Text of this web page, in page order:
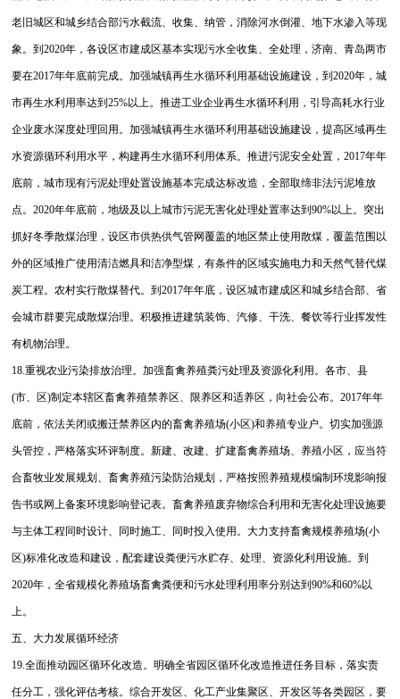
老旧城区和城乡结合部污水截流、收集、纳管，消除河水倒灌、地下水渗入等现
象。到2020年，各设区市建成区基本实现污水全收集、全处理，济南、青岛两市
要在2017年年底前完成。加强城镇再生水循环利用基础设施建设，到2020年，城
市再生水利用率达到25%以上。推进工业企业再生水循环利用，引导高耗水行业
企业废水深度处理回用。加强城镇再生水循环利用基础设施建设，提高区域再生
水资源循环利用水平，构建再生水循环利用体系。推进污泥安全处置，2017年年
底前，城市现有污泥处理处置设施基本完成达标改造，全部取缔非法污泥堆放
点。2020年年底前，地级及以上城市污泥无害化处理处置率达到90%以上。突出
抓好冬季散煤治理，设区市供热供气管网覆盖的地区禁止使用散煤，覆盖范围以
外的区域推广使用清洁燃具和洁净型煤，有条件的区域实施电力和天然气替代煤
炭工程。农村实行散煤替代。到2017年年底，设区城市建成区和城乡结合部、省
会城市群要完成散煤治理。积极推进建筑装饰、汽修、干洗、餐饮等行业挥发性
有机物治理。
18.重视农业污染排放治理。加强畜禽养殖粪污处理及资源化利用。各市、县
(市、区)制定本辖区畜禽养殖禁养区、限养区和适养区，向社会公布。2017年年
底前，依法关闭或搬迁禁养区内的畜禽养殖场(小区)和养殖专业户。切实加强源
头管控，严格落实环评制度。新建、改建、扩建畜禽养殖场、养殖小区，应当符
合畜牧业发展规划、畜禽养殖污染防治规划，严格按照养殖规模编制环境影响报
告书或网上备案环境影响登记表。畜禽养殖废弃物综合利用和无害化处理设施要
与主体工程同时设计、同时施工、同时投入使用。大力支持畜禽规模养殖场(小
区)标准化改造和建设，配套建设粪便污水贮存、处理、资源化利用设施。到
2020年，全省规模化养殖场畜禽粪便和污水处理利用率分别达到90%和60%以
上。
五、大力发展循环经济
19.全面推动园区循环化改造。明确全省园区循环化改造推进任务目标，落实责
任分工，强化评估考核。综合开发区、化工产业集聚区、开发区等各类园区，要